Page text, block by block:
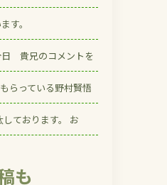
す。
日 貴兄のコメントを
らっている野村賢悟
ております。 お
も